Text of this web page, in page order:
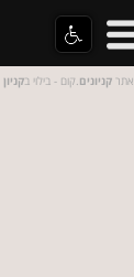
אתר קניונים.קום - בילוי בקניון